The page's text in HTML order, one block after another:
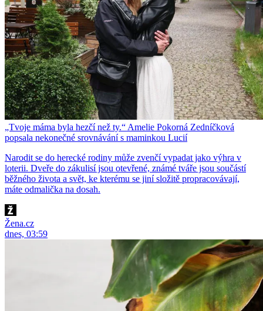
„Tvoje máma byla hezčí než ty.“ Amelie Pokorná Zedníčková
popsala nekonečné srovnávání s maminkou Lucií
Narodit se do herecké rodiny může zvenčí vypadat jako výhra v
loterii. Dveře do zákulisí jsou otevřené, známé tváře jsou součástí
běžného života a svět, ke kterému se jiní složitě propracovávají,
máte odmalička na dosah.
Žena.cz
dnes, 03:59